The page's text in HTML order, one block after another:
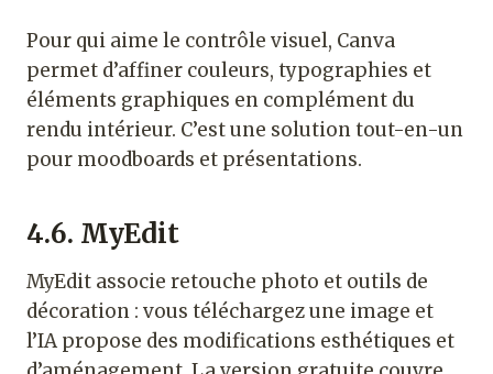
Pour qui aime le contrôle visuel, Canva
permet d’affiner couleurs, typographies et
éléments graphiques en complément du
rendu intérieur. C’est une solution tout-en-un
pour moodboards et présentations.
4.6. MyEdit
MyEdit associe retouche photo et outils de
décoration : vous téléchargez une image et
l’IA propose des modifications esthétiques et